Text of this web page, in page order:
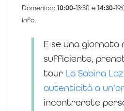
Domenica: 10:00-13:30 e 14:30-
info.
E se una giornata
sufficiente,
tour La Sabina
autenticità a
incontrerete